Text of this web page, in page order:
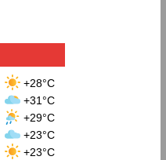
+28°C
+31°C
+29°C
+23°C
+23°C